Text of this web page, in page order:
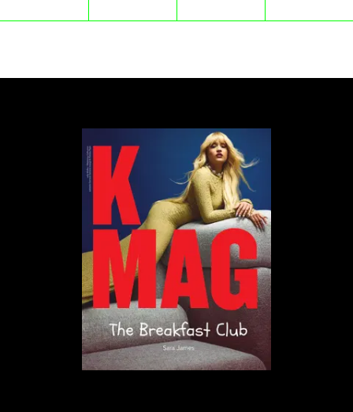
Na krytykę odpowiadamy krytyką
Trend na przebieranie się za ludzi piszących nam
dłuższego czasu. Biorą w nim udział głównie
influencerzy modowi o charakterystycznym stylu
personalnym. Niektórzy pokazują, jak źle wyglądają
ich krytycy, a inni doradzają, jak na bazie posiadanych
ubrań wyglądać lepiej.